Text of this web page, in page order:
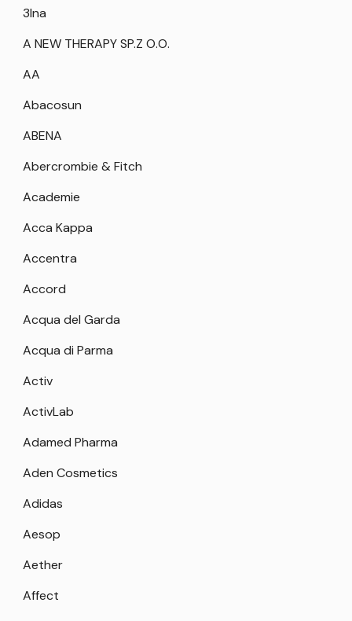
3Ina
A NEW THERAPY SP.Z O.O.
AA
Abacosun
ABENA
Abercrombie & Fitch
Academie
Acca Kappa
Accentra
Accord
Acqua del Garda
Acqua di Parma
Activ
ActivLab
Adamed Pharma
Aden Cosmetics
Adidas
Aesop
Aether
Affect